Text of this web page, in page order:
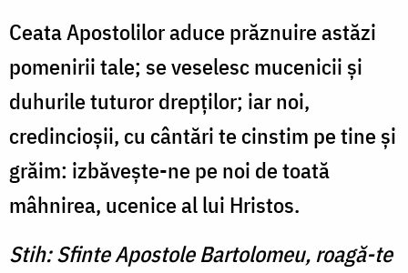
Ceata Apostolilor aduce prăznuire astăzi
pomenirii tale; se veselesc mucenicii şi
duhurile tuturor drepţilor; iar noi,
credincioşii, cu cântări te cinstim pe tine şi
grăim: izbăveşte-ne pe noi de toată
mâhnirea, ucenice al lui Hristos.
Stih: Sfinte Apostole Bartolomeu, roagă-te